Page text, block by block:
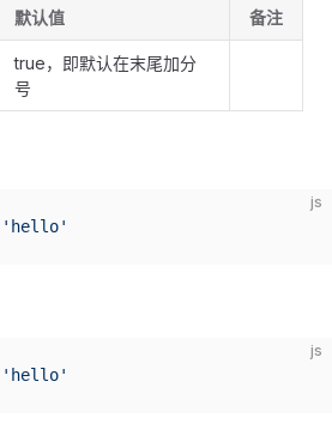
默认值 备注
true，即默认在末尾加分
号
js
'hello'
js
'hello'